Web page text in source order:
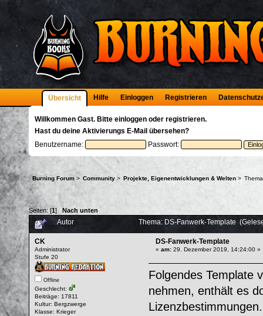
Übersicht Hilfe Einloggen Registrieren
Willkommen Gast. Bitte einloggen oder registrieren.
Hast du deine Aktivierungs E-Mail übersehen?
Benutzername:
Passwort:
Burning Forum > Community> Projekte, Eigenentwicklungen & Welten>
Seiten: [1] Nach unten
Autor
Thema: DS-Fanwerk-Template
CK
Administrator
Stufe 20
Offline
Geschlecht:
Beiträge: 17811
Kultur: Bergzwerge
Klasse: Krieger
DS-Fanwerk-Template
«am: 29. Dezember 2019, 14:24:00 »
Folgendes Template
nehmen, enthält es
Lizenzbestimmungen.